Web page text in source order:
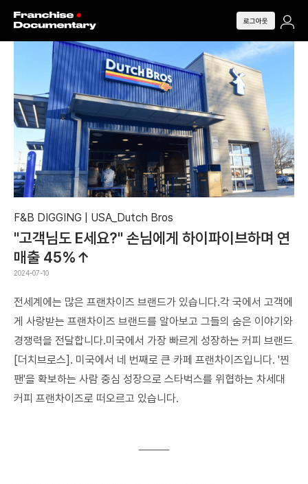
로그아웃
F&B DIGGING | USA_Dutch Bros
"고객님도 E세요?" 손님에게 하이파이브하며 연
매출 45%↑
2024-07-10
전세계에는 많은 프랜차이즈 브랜드가 있습니다.각 국에서 고객에
게 사랑받는 프랜차이즈 브랜드를 알아보고 그들의 숨은 이야기와
경쟁력을 전달합니다.미국에서 가장 빠르게 성장하는 커피 브랜드
[더치브로스]. 미국에서 네 번째로 큰 카페 프랜차이즈입니다. '찐
팬'을 확보하는 사람 중심 성장으로 스타벅스를 위협하는 차세대
커피 프랜차이즈로 떠오르고 있습니다.